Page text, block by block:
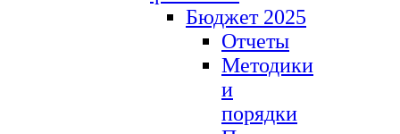
Бюджет 2025
Отчеты
Методики
и
порядки